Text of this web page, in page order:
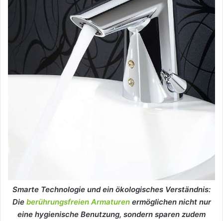
Smarte Technologie und ein ökologisches Verständnis:
Die berührungsfreien Armaturenermöglichen nicht nur
eine hygienische Benutzung, sondern sparen zudem